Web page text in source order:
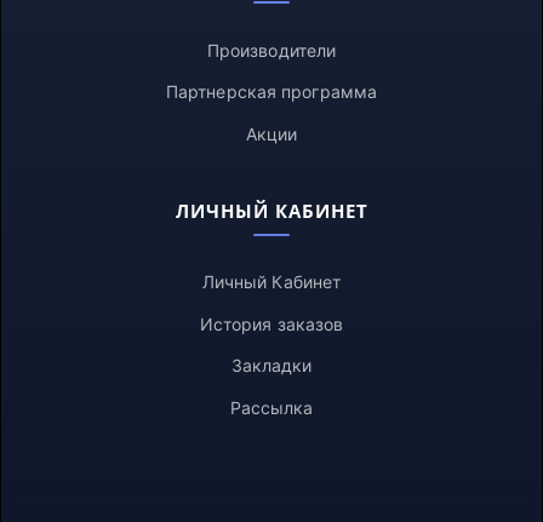
Производители
Партнерская программа
Акции
ЛИЧНЫЙ КАБИНЕТ
Личный Кабинет
История заказов
Закладки
Рассылка